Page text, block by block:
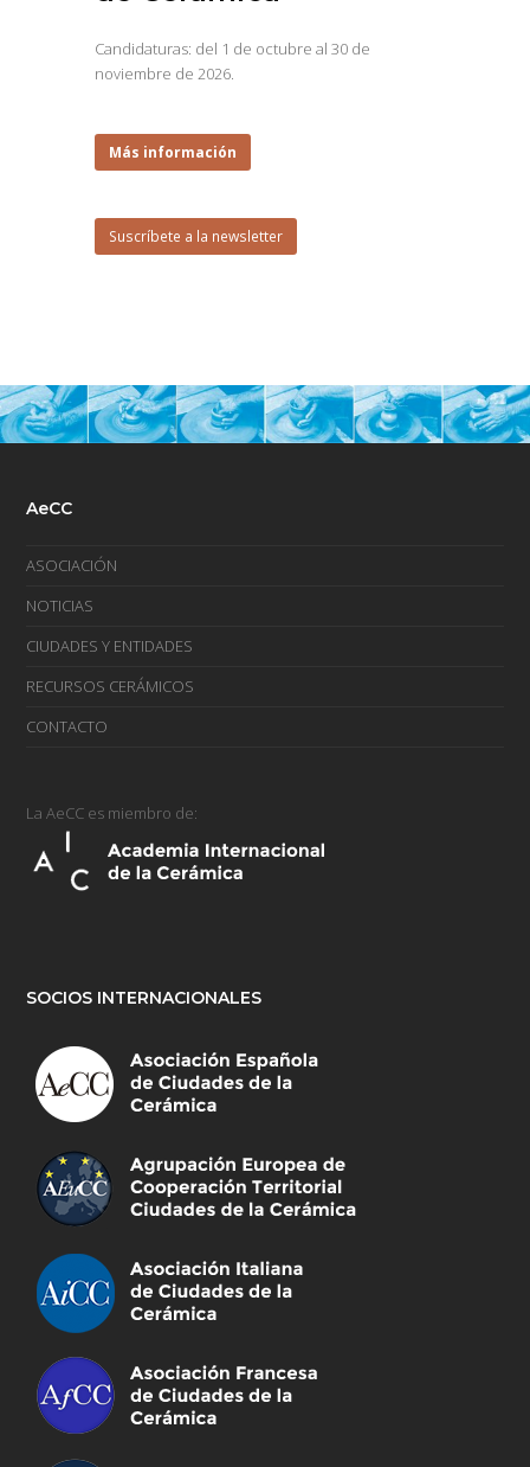
Candidaturas: del 1 de octubre al 30 de
noviembre de 2026.
Más información
Suscríbete a la newsletter
AeCC
ASOCIACIÓN
NOTICIAS
CIUDADES Y ENTIDADES
RECURSOS CERÁMICOS
CONTACTO
La AeCC es miembro de:
SOCIOS INTERNACIONALES